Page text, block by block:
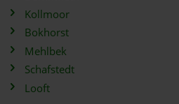
Kollmoor
Bokhorst
Mehlbek
Schafstedt
Looft